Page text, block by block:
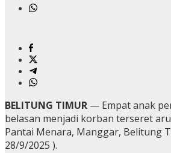
BELITUNG TIMUR — Empat anak
belasan menjadi korban terseret
Pantai Menara, Manggar, Belitung
28/9/2025 ).